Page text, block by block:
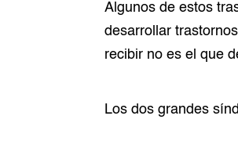
Algunos de estos
desarrollar
recibir no es el que
Los dos grandes